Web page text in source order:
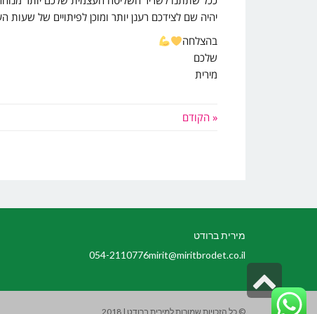
יהיה שם לצידכם רענן יותר ומוכן לפיתויים של שעות
בהצלחה
שלכם
מירית
« הקודם
מירית ברודט
054-2110776mirit@miritbrodet.co.il
© כל הזכויות שמורות למירית ברודט | 2018
לראש